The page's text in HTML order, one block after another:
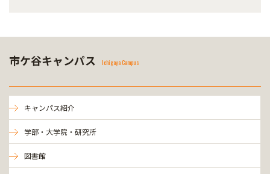
市ケ谷キャンパス Ichigaya Campus
キャンパス紹介
学部・大学院・研究所
図書館